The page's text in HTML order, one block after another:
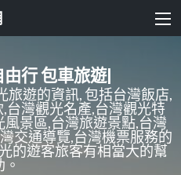
由行包車旅遊|
旅遊的資訊, 包括台灣飯店,
台灣觀光名產,台灣觀光特
景區,台灣旅遊景點,台灣
交通導覽,台灣機票服務的
的遊客旅客有相當大的幫
。